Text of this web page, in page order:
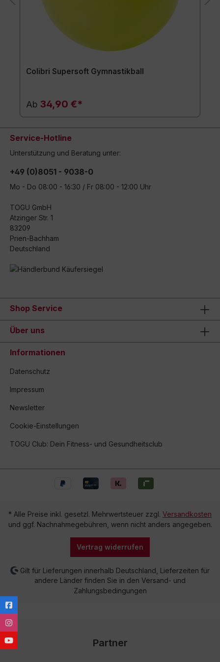
Colibri Supersoft Gymnastikball
Ab 34,90 €*
Service-Hotline
Unterstützung und Beratung unter:
+49 (0)8051 - 9038-0
Mo - Do 08:00 - 16:30 / Fr 08:00 - 12:00 Uhr
TOGU GmbH
Atzinger Str. 1
83209
Prien-Bachham
Deutschland
Shop Service
Über uns
Informationen
Datenschutz
Impressum
Newsletter
Cookie-Einstellungen
TOGU Club: Dein Fitness- und Gesundheitsclub
* Alle Preise inkl. gesetzl. Mehrwertsteuer zzgl. Versandkosten
und ggf. Nachnahmegebühren, wenn nicht anders angegeben.
Vertrag widerrufen
Gilt für Lieferungen innerhalb Deutschland, Lieferzeiten für
andere Länder finden Sie in den Versand- und
Zahlungsbedingungen
Partner